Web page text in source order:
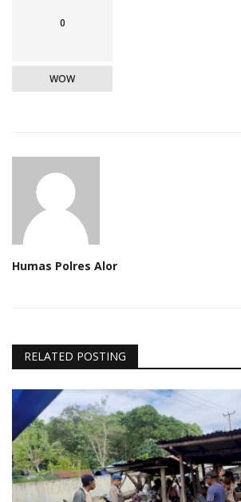
0
WOW
Humas Polres Alor
RELATED POSTING